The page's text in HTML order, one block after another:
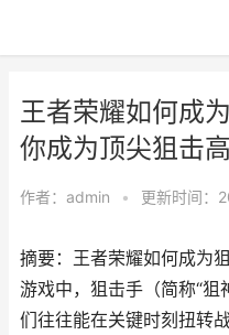
王者荣耀如何成
你成为顶尖狙击
作者： admin • 更新时间：
摘要：王者荣耀如何成为
游戏中，狙击手（简称“狙
们往往能在关键时刻扭转